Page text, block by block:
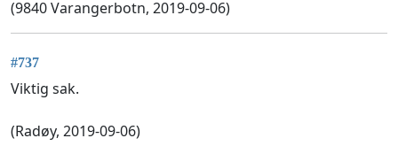
(9840 Varangerbotn, 2019-09-06)
#737
Viktig sak.
(Radøy, 2019-09-06)